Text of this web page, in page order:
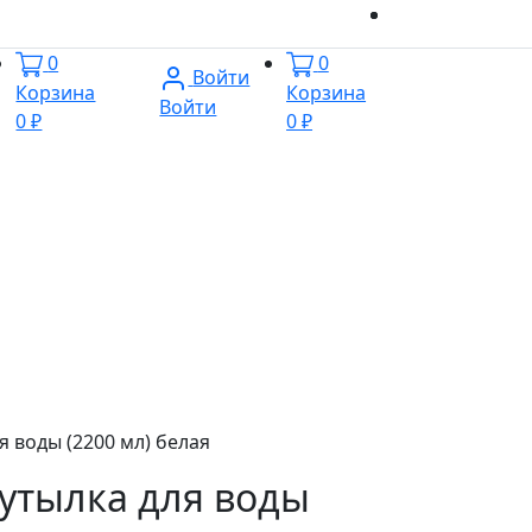
0
Корзина
0 ₽
Войти
Войти
0
Корзина
0 ₽
воды (2200 мл) белая
для воды